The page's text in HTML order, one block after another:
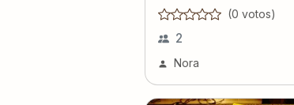
(0 votos)
2
Nora